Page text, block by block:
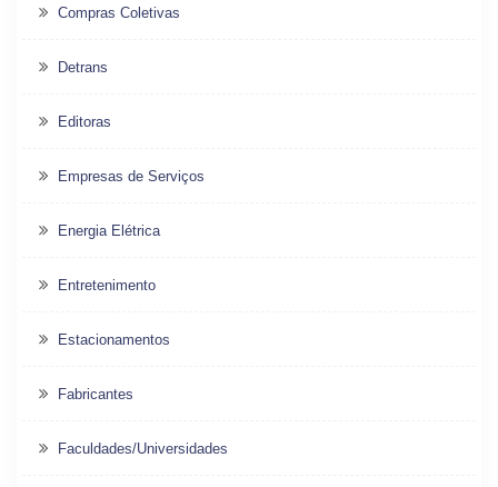
Compras Coletivas
Detrans
Editoras
Empresas de Serviços
Energia Elétrica
Entretenimento
Estacionamentos
Fabricantes
Faculdades/Universidades